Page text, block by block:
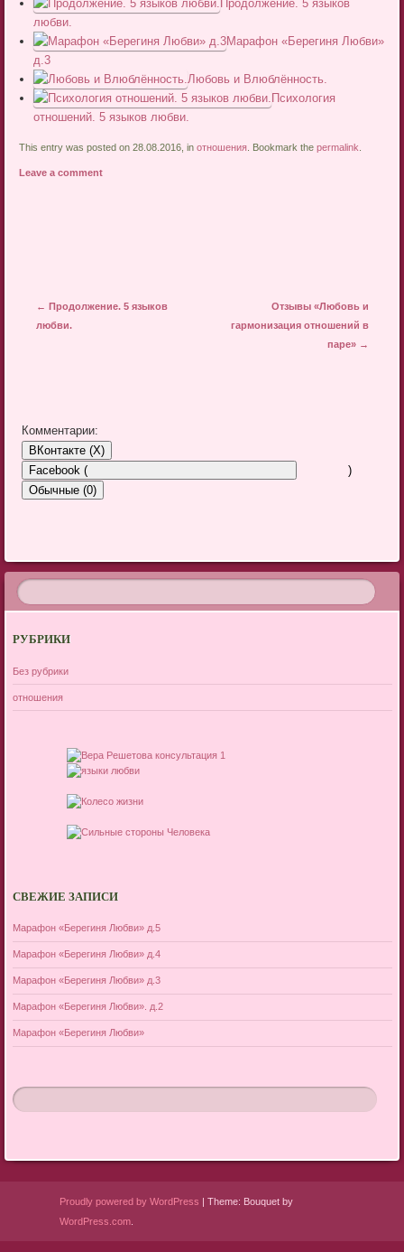
Продолжение. 5 языков
любви.
Марафон «Берегиня Любви»
д.3
Любовь и Влюблённость.
Психология
отношений. 5 языков любви.
This entry was posted on 28.08.2016, inотношения . Bookmark thepermalink
Leave a comment
Post navigation
← Продолжение. 5 языков
любви.
Отзывы «Любовь и
гармонизация отношений в
паре» →
Комментарии:
ВКонтакте (X)
Facebook (
)
Обычные (0)
ДОБАВИТЬ КОММЕНТАРИЙ
Для отправки комментария вам необходимоавторизоваться.
Этот сайт использует Akismet для борьбы со спамом.
РУБРИКИ
Без рубрики
отношения
СВЕЖИЕ ЗАПИСИ
Марафон «Берегиня Любви» д.5
Марафон «Берегиня Любви» д.4
Марафон «Берегиня Любви» д.3
Марафон «Берегиня Любви». д.2
Марафон «Берегиня Любви»
Proudly powered by WordPress | Theme: Bouquet by
WordPress.com